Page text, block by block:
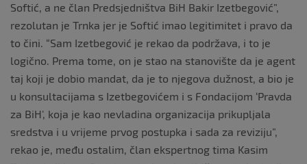
Softić, a ne član Predsjedništva BiH Bakir Izetbegović”,
rezolutan je Trnka jer je Softić imao legitimitet i pravo da
to čini. “Sam Izetbegović je rekao da podržava, i to je
logično. Prema tome, on je stao na stanovište da je agent
taj koji je dobio mandat, da je to njegova dužnost, a bio je
u konsultacijama s Izetbegovićem i s Fondacijom ‘Pravda
za BiH’, koja je kao nevladina organizacija prikupljala
sredstva i u vrijeme prvog postupka i sada za reviziju”,
rekao je, među ostalim, član ekspertnog tima Kasim